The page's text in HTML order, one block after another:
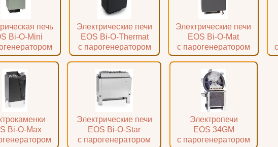
печь
Bi-O-Mini
Электрические печи
EOS Bi-O-Thermat
с парогенератором
Электрические печи
EOS Bi-O-Mat
с парогенератором
Bi-O-Max
Электрические печи
EOS Bi-O-Star
с парогенератором
Электропечи
EOS 34GM
с парогенератором